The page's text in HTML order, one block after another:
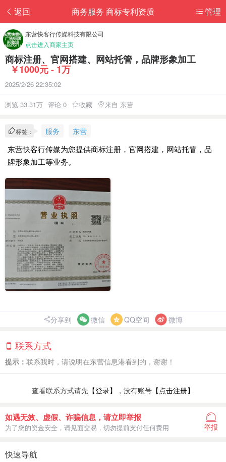
返回 管理
商务服务 商标专利资质
东营快客行传媒科技有限公司
点击进入商家主页
商标注册、官网搭建、网站托管，品牌形象加工
￥1000元 - 1万
2025/2/26 22:35:02
浏览 33.31万 评论 0 收藏 来自 东营
标签： 服务 东营
东营快客行传媒为您提供商标注册，官网搭建，网站托管，品
牌形象加工等业务。
分享到 微信 QQ空间 微博
联系方式
提示： 联系我时，请说明在东营信息港看到的，谢谢！
查看联系方式请先 【登录】 ，没有账号 【点击注册】
如遇无效、虚假、诈骗信息，请立即举报
为了您的资金安全，请见面交易，切勿提前支付任何费用 举报
快速导航